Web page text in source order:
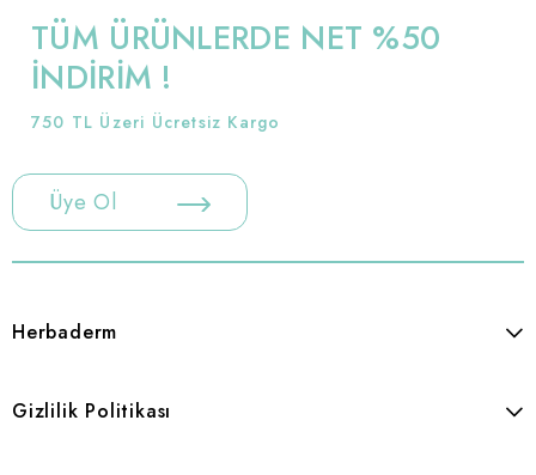
TÜM ÜRÜNLERDE NET %50
İNDİRİM !
750 TL Üzeri Ücretsiz Kargo
Üye Ol
Herbaderm
Gizlilik Politikası